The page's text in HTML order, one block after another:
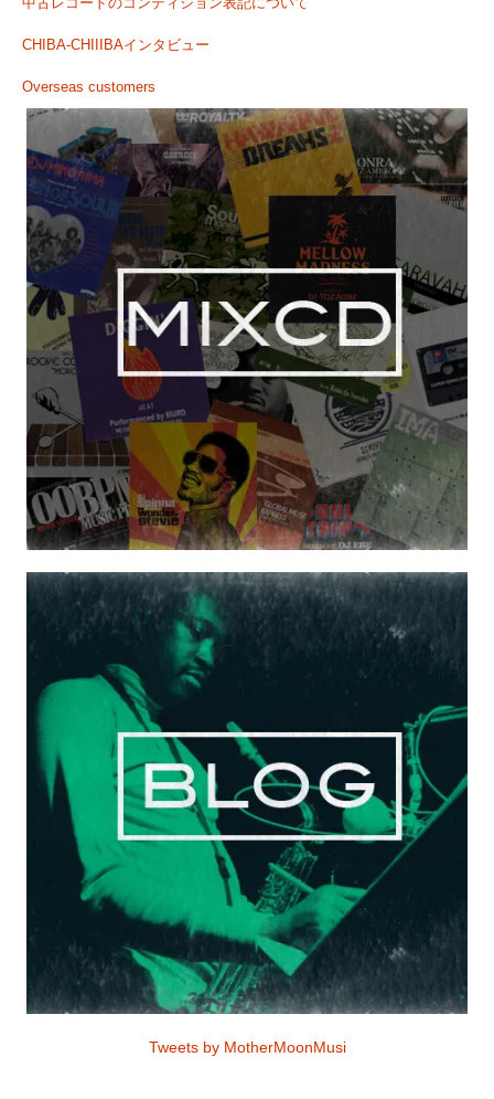
中古レコードのコンディション表記について
CHIBA-CHIIIBAインタビュー
Overseas customers
Tweets by MotherMoonMusi